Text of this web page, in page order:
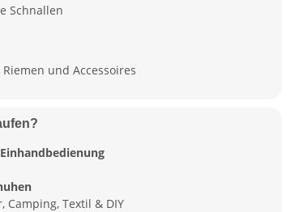
Schnallen
und Accessoires
Camping, Textil & DIY